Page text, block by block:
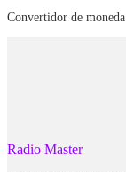
Convertidor de moneda
Radio Master